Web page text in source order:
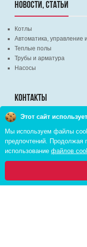
Главная Каталог
НОВОСТИ, СТАТЬИ
Котлы
Автоматика, управление
Теплые полы
Трубы и арматура
Насосы
КОНТАКТЫ
г. Минск, ВЦ "Экспобел",
г. Минск, ул. М.
+375 (29) 110-46-46 (А1)
+375 (29) 373-90-16 (A1)
Этот сайт
Мы используем файлы
предпочтений. Продолжая
использование файлов